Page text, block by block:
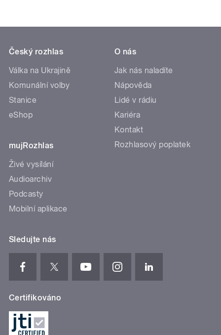
Český rozhlas
Válka na Ukrajině
Komunální volby
Stanice
eShop
mujRozhlas
Živé vysílání
Audioarchiv
Podcasty
Mobilní aplikace
O nás
Jak nás naladíte
Nápověda
Lidé v rádiu
Kariéra
Kontakt
Rozhlasový poplatek
Sledujte nás
Certifikováno